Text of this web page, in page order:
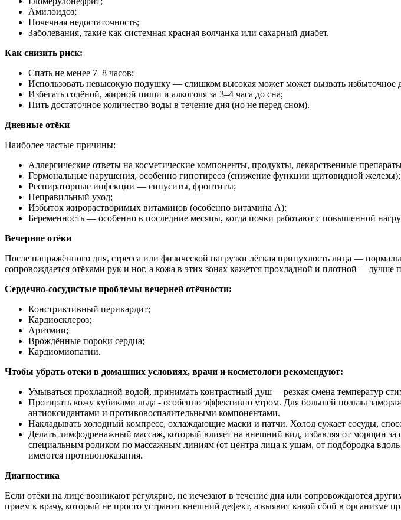
Главная
Личный
Акции
Франшиза
Амилоидоз;
Почечная недостаточность;
Заболевания, такие как системная красная волчанка или сахарный диабет.
Как снизить риск:
Спать не менее 7–8 часов;
Использовать невысокую подушку — слишком высокая может может вызвать избыточное
Избегать солёной, жирной пищи и алкоголя за 3–4 часа до сна;
Пить достаточное количество воды в течение дня (но не перед сном).
Дневные отёки
Наиболее частые причины:
Аллергические ответы на косметические компоненты, продукты, лекарственные
Гормональные нарушения, особенно гипотиреоз (снижение функции щитовидной железы);
Респираторные инфекции — синуситы, фронтиты;
Неправильный уход;
Избыток жирорастворимых витаминов (особенно витамина А);
Беременность — особенно в последние месяцы, когда почки работают с повышенной
Вечерние отёки
После напряжённого дня, стресса или физической нагрузки лёгкая припухлость лица —
сопровождается отёками рук и ног, а кожа в этих зонах кажется прохладной и плотной —лучше
Сердечно-сосудистые проблемы вечерней отёчности:
Констриктивный перикардит;
Кардиосклероз;
Аритмии;
Врождённые пороки сердца;
Кардиомиопатии.
Чтобы убрать отеки в домашних условиях, врачи и косметологи рекомендуют:
Умываться прохладной водой, принимать контрастный душ— резкая смена температур
Протирать кожу кубиками льда - особенно эффективно утром. Для большей пользы
антиоксидантами и противовоспалительными компонентами.
Накладывать холодный компресс, охлаждающие маски и патчи. Холод сужает сосуды,
Делать лимфодренажный массаж, который влияет на внешний вид, избавляя от морщин
специальным роликом по массажным линиям (от центра лица к ушам, от подбородка
имеются противопоказания.
Диагностика
Если отёки на лице возникают регулярно, не исчезают в течение дня или сопровождаются
прием к врачу, который не просто устранит внешний дефект, а выявит какой сбой в организме
Принять все Настройки cookies
Сбросить
Назад к сети SPA
Москва, Тульская
Москва, Красные
Ярославль
Нижний